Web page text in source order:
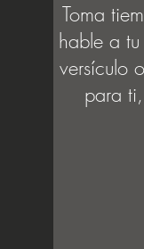
Toma
hable a
versículo
para